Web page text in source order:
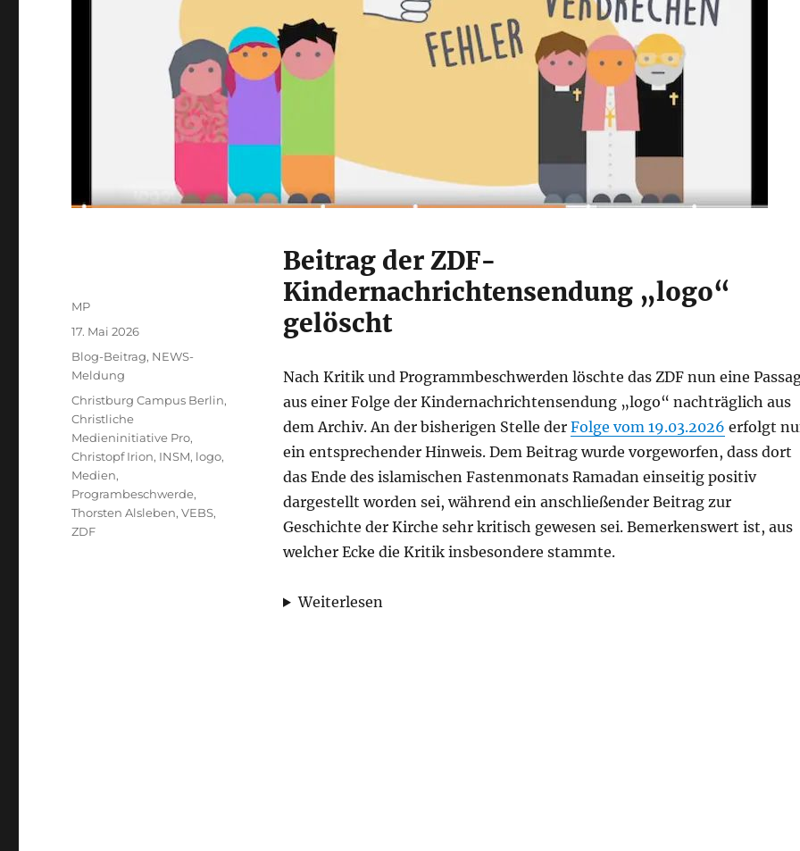
Beitrag der ZDF-
Kindernachrichtensendung „logo“
gelöscht
Nach Kritik und Programmbeschwerden löschte das ZDF nun eine
aus einer Folge der Kindernachrichtensendung „logo“ nachträglich aus
dem Archiv. An der bisherigen Stelle der Folge vom 19.03.2026 erfolgt
ein entsprechender Hinweis. Dem Beitrag wurde vorgeworfen, dass dort
das Ende des islamischen Fastenmonats Ramadan einseitig positiv
dargestellt worden sei, während ein anschließender Beitrag zur
Geschichte der Kirche sehr kritisch gewesen sei. Bemerkenswert ist, aus
welcher Ecke die Kritik insbesondere stammte.
Weiterlesen
Autor
MP
Veröffentlicht
am
17. Mai 2026
Kategorien
Blog-Beitrag, NEWS-
Meldung
Schlagwörter
Christburg Campus Berlin,
Christliche
Medieninitiative Pro,
Christopf Irion, INSM, logo,
Medien,
Programbeschwerde,
Thorsten Alsleben,VEBS,
ZDF